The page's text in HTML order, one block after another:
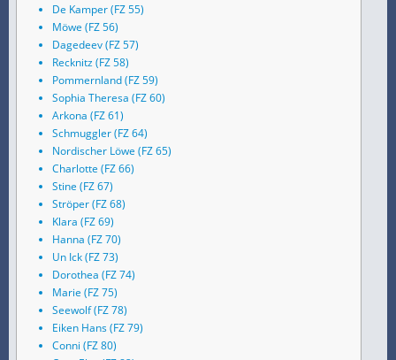
De Kamper (FZ 55)
Möwe (FZ 56)
Dagedeev (FZ 57)
Recknitz (FZ 58)
Pommernland (FZ 59)
Sophia Theresa (FZ 60)
Arkona (FZ 61)
Schmuggler (FZ 64)
Nordischer Löwe (FZ 65)
Charlotte (FZ 66)
Stine (FZ 67)
Ströper (FZ 68)
Klara (FZ 69)
Hanna (FZ 70)
Un Ick (FZ 73)
Dorothea (FZ 74)
Marie (FZ 75)
Seewolf (FZ 78)
Eiken Hans (FZ 79)
Conni (FZ 80)